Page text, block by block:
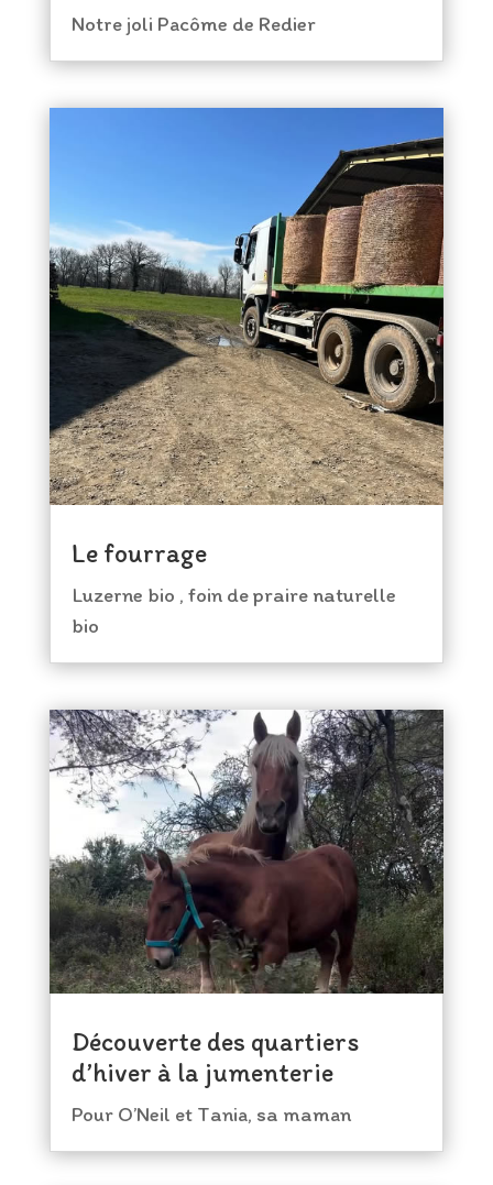
Notre joli Pacôme de Redier
Le fourrage
Luzerne bio , foin de praire naturelle
bio
Découverte des quartiers
d’hiver à la jumenterie
Pour O’Neil et Tania, sa maman